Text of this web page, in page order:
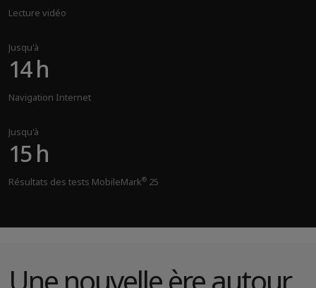
Lecture vidéo
Jusqu'à
14 h
Navigation Internet
Jusqu'à
15 h
Résultats des tests MobileMark® 25